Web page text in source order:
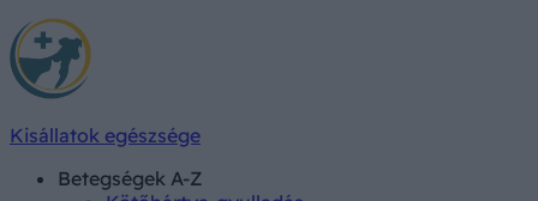
Kisállatok egészsége
Betegségek A-Z